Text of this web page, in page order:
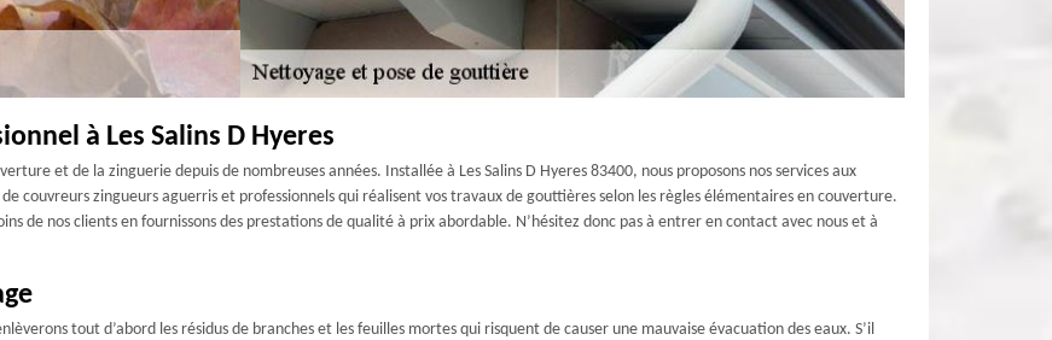
à Les Salins D Hyeres
et de la zinguerie depuis de nombreuses années. Installée à Les Salins D Hyeres 83400, nous proposons nos services aux
couvreurs zingueurs aguerris et professionnels qui réalisent vos travaux de gouttières selon les règles élémentaires en couverture.
de nos clients en fournissons des prestations de qualité à prix abordable. N’hésitez donc pas à entrer en contact avec nous et à
tout d’abord les résidus de branches et les feuilles mortes qui risquent de causer une mauvaise évacuation des eaux. S’il